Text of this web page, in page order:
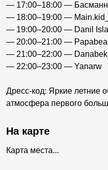
— 17:00–18:00 —
— 18:00–19:00 — Main.kid_
— 19:00–20:00 — Danil
— 20:00–21:00 —
— 21:00–22:00 — Danabek
— 22:00–23:00 — Yanarw
Дресс-код: Яркие летние
атмосфера первого
На карте
Карта места...